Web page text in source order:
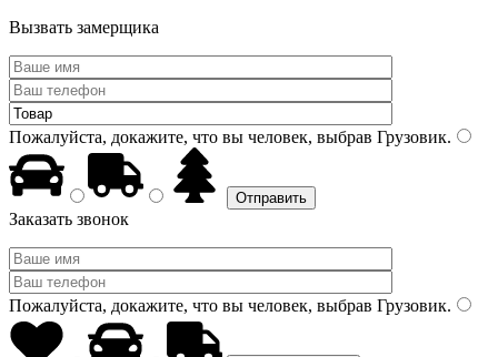
Вызвать замерщика
Пожалуйста, докажите, что вы человек, выбрав Грузовик.
Заказать звонок
Пожалуйста, докажите, что вы человек, выбрав Грузовик.